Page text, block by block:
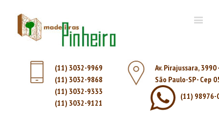
(11) 3032-9969
(11) 3032-9868
(11) 3032-9333
(11) 3032-9121
Av. Pirajussara,
São Paulo-SP - Cep
(11) 98976-